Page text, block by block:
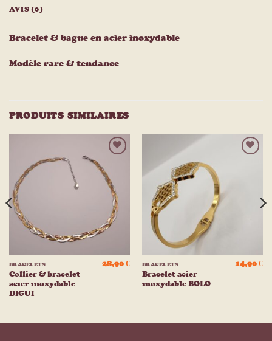
AVIS (0)
Bracelet & bague en acier inoxydable
Modèle rare & tendance
PRODUITS SIMILAIRES
Ajouter
à la
liste
d’envies
BRACELETS
Collier & bracelet
acier inoxydable
DIGUI
28,90€ BRACELETS
Bracelet acier
inoxydable BOLO
14,90€